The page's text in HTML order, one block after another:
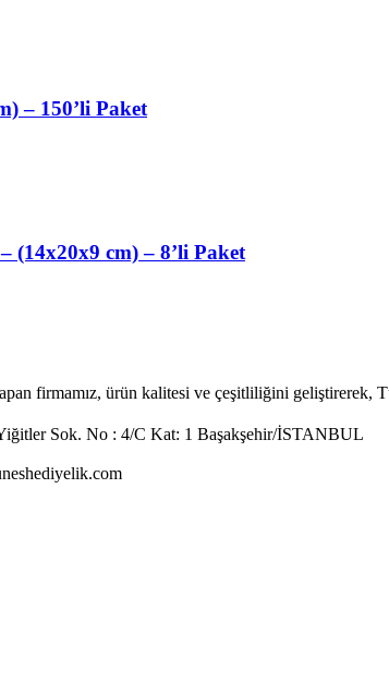
– 150’li Paket
cm) – 8’li Paket
firmamız, ürün kalitesi ve çeşitliliğini geliştirerek,
Sok. No : 4/C Kat: 1 Başakşehir/İSTANBUL